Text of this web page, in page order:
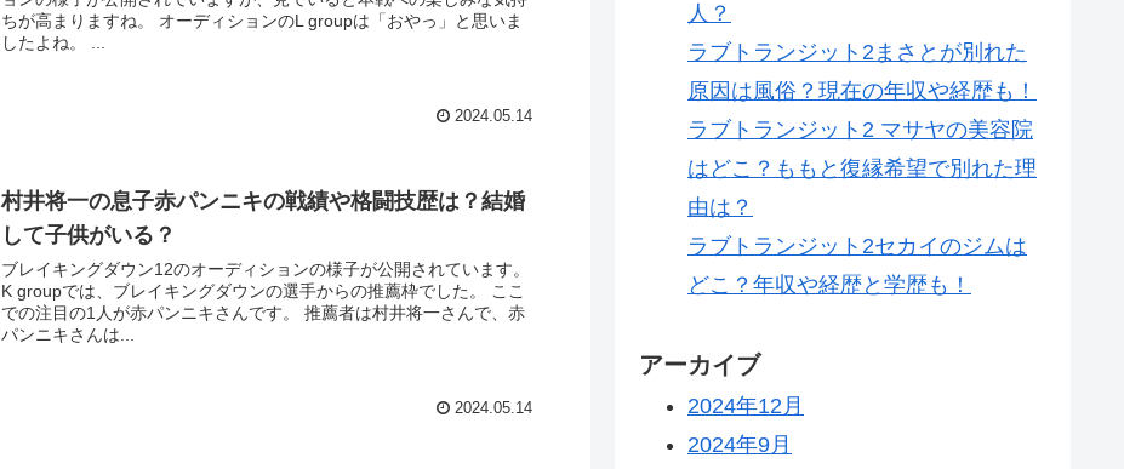
ちが高まりますね。 オーディションのL groupは「おやっ」と思いま
したよね。 ...
2024.05.14
村井将一の息子赤パンニキの戦績や格闘技歴は？結婚
して子供がいる？
ブレイキングダウン12のオーディションの様子が公開されています。
K groupでは、ブレイキングダウンの選手からの推薦枠でした。 ここ
での注目の1人が赤パンニキさんです。 推薦者は村井将一さんで、赤
パンニキさんは...
2024.05.14
人？
ラブトランジット2まさとが別れた
原因は風俗？現在の年収や経歴も！
ラブトランジット2 マサヤの美容院
はどこ？ももと復縁希望で別れた理
由は？
ラブトランジット2セカイのジムは
どこ？年収や経歴と学歴も！
アーカイブ
2024年12月
2024年9月